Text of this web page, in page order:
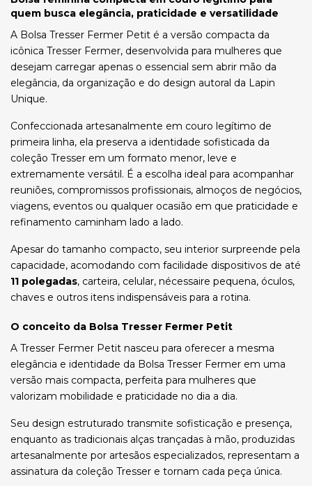
quem busca elegância, praticidade e versatilidade
A Bolsa Tresser Fermer Petit é a versão compacta da
icônica Tresser Fermer, desenvolvida para mulheres que
desejam carregar apenas o essencial sem abrir mão da
elegância, da organização e do design autoral da Lapin
Unique.
Confeccionada artesanalmente em couro legítimo de
primeira linha, ela preserva a identidade sofisticada da
coleção Tresser em um formato menor, leve e
extremamente versátil. É a escolha ideal para acompanhar
reuniões, compromissos profissionais, almoços de negócios,
viagens, eventos ou qualquer ocasião em que praticidade e
refinamento caminham lado a lado.
Apesar do tamanho compacto, seu interior surpreende pela
capacidade, acomodando com facilidade dispositivos de até
11 polegadas, carteira, celular, nécessaire pequena, óculos,
chaves e outros itens indispensáveis para a rotina.
O conceito da Bolsa Tresser Fermer Petit
A Tresser Fermer Petit nasceu para oferecer a mesma
elegância e identidade da Bolsa Tresser Fermer em uma
versão mais compacta, perfeita para mulheres que
valorizam mobilidade e praticidade no dia a dia.
Seu design estruturado transmite sofisticação e presença,
enquanto as tradicionais alças trançadas à mão, produzidas
artesanalmente por artesãos especializados, representam a
assinatura da coleção Tresser e tornam cada peça única.